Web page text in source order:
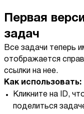
Первая
задач
Все задачи теперь
отображается
ссылки на нее.
Как использовать:
Кликните на ID,
поделиться